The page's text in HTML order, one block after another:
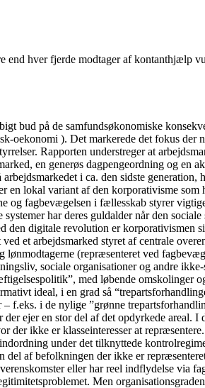
end hver fjerde modtager af kontanthjælp
bud på de samfundsøkonomiske
oekonomi ). Det markerede det fokus der
Rapporten understreger at
en generøs dagpengeordning og
i ca. den sidste
en lokal variant af den korporativisme
og fagbevægelsen i fællesskab styrer
har deres guldalder når den
den digitale revolution er korporativismen
et arbejdsmarked styret af centrale
(repræsenteret ved
sociale organisationer og andre
med løbende omskolinger
ideal, i en grad så
f.eks. i de nylige ”grønne
ejer en stor del af det opdyrkede areal.
der ikke er klasseinteresser at
under det tilknyttede
del af befolkningen der ikke er
eller har reel indflydelse via
Men